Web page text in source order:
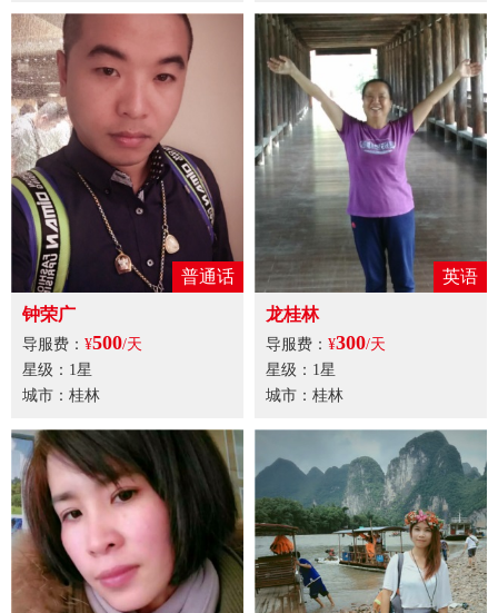
普通话
钟荣广
导服费： ¥500/天
星级：1星
城市：桂林
英语
龙桂林
导服费： ¥300/天
星级：1星
城市：桂林